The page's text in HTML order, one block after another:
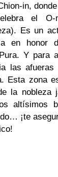
in,
el O-
Es un
en honor
Y para
las
Esta zona
la nobleza
altísimos
¡te